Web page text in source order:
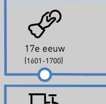
17e eeuw
(1601-1700)